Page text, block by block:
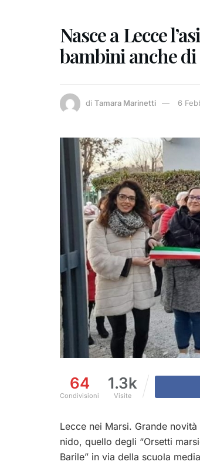
Nasce a Lecce
bambini anche
di Tamara Marinetti 6
64
Condivisioni
1.3k
Visite
Lecce nei Marsi. Grande
nido, quello degli “Orsetti
Barile” in via della scuola